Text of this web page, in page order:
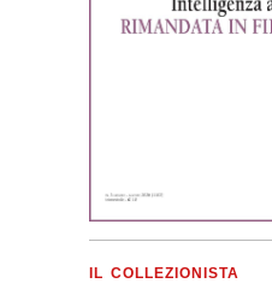
IL COLLEZIONISTA